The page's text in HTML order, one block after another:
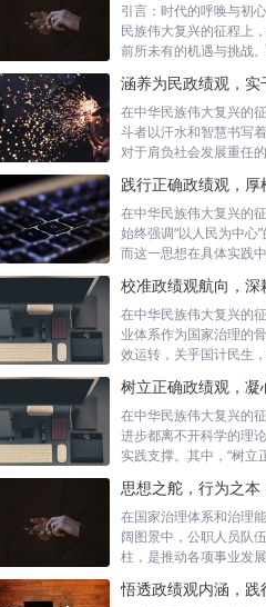
引言：时代的呼唤与初
民族伟大复兴的征程上
前所未有的机遇与挑战
在中华民族伟大复兴的
斗者以汗水和智慧书写着
对于肩负社会发展重任
在中华民族伟大复兴的
始终强调“以人民为中心”
而这一思想在具体实践
在中华民族伟大复兴的
业体系作为国家治理的
效运转，关乎国计民生
在中华民族伟大复兴的
进步都离不开科学的理
实践支撑。其中，“树立
在国家治理体系和治理
阔图景中，公职人员队
柱，是推动各项事业发